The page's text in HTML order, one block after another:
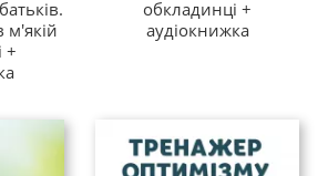
м'якій
+
обкладинці +
аудіокнижка